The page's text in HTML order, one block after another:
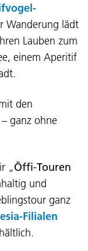
Wanderung lädt
Lauben zum
einem Aperitif
den
ganz ohne
„Öffi-Touren
und
ganz
Filialen